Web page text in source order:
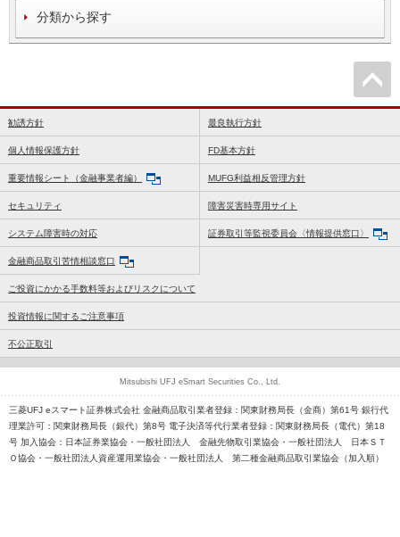
分類から探す
勧誘方針 最良執行方針
個人情報保護方針 FD基本方針
重要情報シート（金融事業者編） MUFG利益相反管理方針
セキュリティ 障害災害時専用サイト
システム障害時の対応 証券取引等監視委員会〈情報提供窓口〉
金融商品取引苦情相談窓口
ご投資にかかる手数料等およびリスクについて
投資情報に関するご注意事項
不公正取引
三菱UFJ eスマート証券株式会社 金融商品取引業者登録：関東財務局長（金商）第61号 銀行代
理業許可：関東財務局長（銀代）第8号 電子決済等代行業者登録：関東財務局長（電代）第18
号 加入協会：日本証券業協会・一般社団法人 金融先物取引業協会・一般社団法人 日本ＳＴ
Ｏ協会・一般社団法人資産運用業協会・一般社団法人 第二種金融商品取引業協会（加入順）
Mitsubishi UFJ eSmart Securities Co., Ltd.